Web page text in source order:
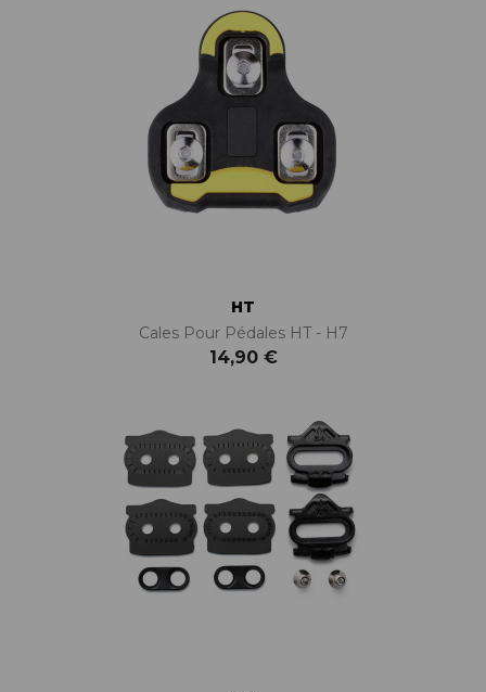
HT
Cales Pour Pédales HT - H7
14,90 €